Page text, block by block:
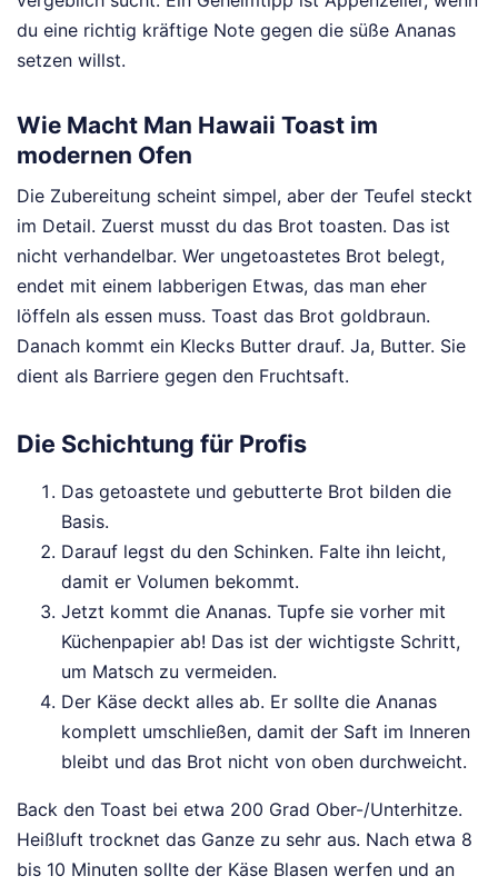
du eine richtig kräftige Note gegen die süße Ananas
setzen willst.
Wie Macht Man Hawaii Toast im
modernen Ofen
Die Zubereitung scheint simpel, aber der Teufel steckt
im Detail. Zuerst musst du das Brot toasten. Das ist
nicht verhandelbar. Wer ungetoastetes Brot belegt,
endet mit einem labberigen Etwas, das man eher
löffeln als essen muss. Toast das Brot goldbraun.
Danach kommt ein Klecks Butter drauf. Ja, Butter. Sie
dient als Barriere gegen den Fruchtsaft.
Die Schichtung für Profis
Das getoastete und gebutterte Brot bilden die
Basis.
Darauf legst du den Schinken. Falte ihn leicht,
damit er Volumen bekommt.
Jetzt kommt die Ananas. Tupfe sie vorher mit
Küchenpapier ab! Das ist der wichtigste Schritt,
um Matsch zu vermeiden.
Der Käse deckt alles ab. Er sollte die Ananas
komplett umschließen, damit der Saft im Inneren
bleibt und das Brot nicht von oben durchweicht.
Back den Toast bei etwa 200 Grad Ober-/Unterhitze.
Heißluft trocknet das Ganze zu sehr aus. Nach etwa 8
bis 10 Minuten sollte der Käse Blasen werfen und an